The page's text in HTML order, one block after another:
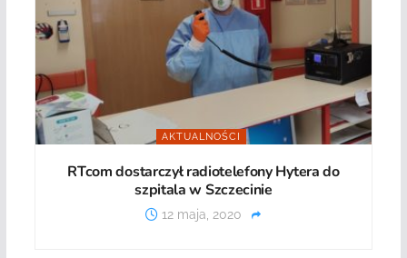
AKTUALNOŚCI
RTcom dostarczył radiotelefony Hytera do
szpitala w Szczecinie
12 maja, 2020